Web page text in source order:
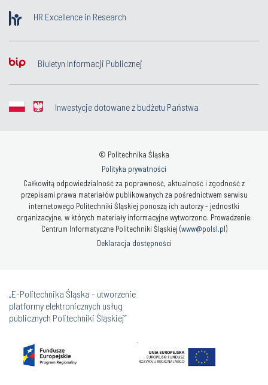
HR Excellence in Research
Biuletyn Informacji Publicznej
Inwestycje dotowane z budżetu Państwa
© Politechnika Śląska
Polityka prywatności
Całkowitą odpowiedzialność za poprawność, aktualność i zgodność z
przepisami prawa materiałów publikowanych za pośrednictwem serwisu
internetowego Politechniki Śląskiej ponoszą ich autorzy - jednostki
organizacyjne, w których materiały informacyjne wytworzono. Prowadzenie:
Centrum Informatyczne Politechniki Śląskiej (www@polsl.pl)
Deklaracja dostępności
„E-Politechnika Śląska - utworzenie
platformy elektronicznych usług
publicznych Politechniki Śląskiej”